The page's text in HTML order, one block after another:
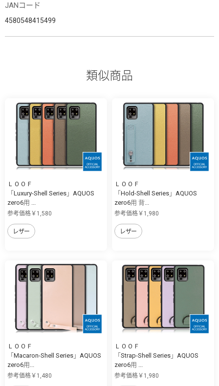
JANコード
4580548415499
類似商品
ＬＯＯＦ
「Luxury-Shell Series」AQUOS
zero6用 ...
参考価格￥1,580
レザー
ＬＯＯＦ
「Hold-Shell Series」AQUOS
zero6用 背...
参考価格￥1,980
レザー
ＬＯＯＦ
「Macaron-Shell Series」AQUOS
zero6用...
参考価格￥1,480
ＬＯＯＦ
「Strap-Shell Series」AQUOS
zero6用 ...
参考価格￥1,980